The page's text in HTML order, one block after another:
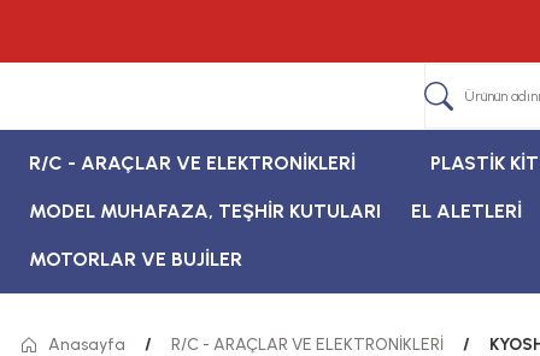
R/C - ARAÇLAR VE ELEKTRONİKLERİ PLASTİK
MODEL MUHAFAZA, TEŞHİR KUTULARI EL ALETLERİ
MOTORLAR VE BUJİLER
Anasayfa R/C - ARAÇLAR VE ELEKTRONİKLERİ